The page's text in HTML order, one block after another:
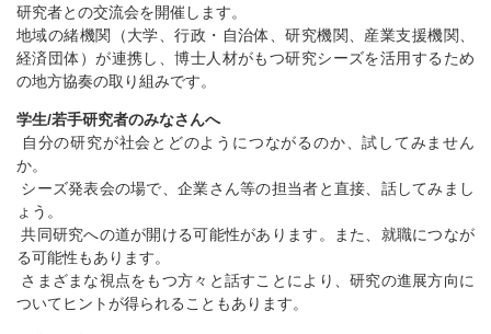
研究者との交流会を開催します。
地域の緒機関（大学、行政・自治体、研究機関、産業支援機関、
経済団体）が連携し、博士人材がもつ研究シーズを活用するため
の地方協奏の取り組みです。
学生/若手研究者のみなさんへ
自分の研究が社会とどのようにつながるのか、試してみません
か。
シーズ発表会の場で、企業さん等の担当者と直接、話してみまし
ょう。
共同研究への道が開ける可能性があります。また、就職につなが
る可能性もあります。
さまざまな視点をもつ方々と話すことにより、研究の進展方向に
ついてヒントが得られることもあります。